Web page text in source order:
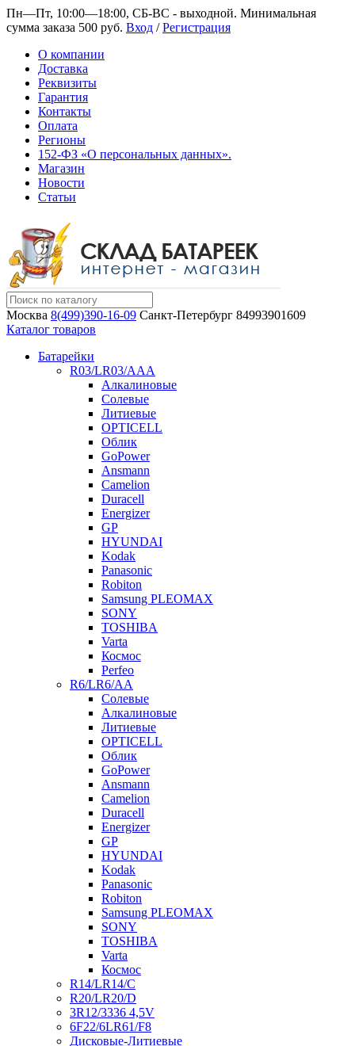
Пн—Пт, 10:00—18:00, СБ-ВС - выходной. Минимальная
сумма заказа 500 руб. Вход /Регистрация
О компании
Доставка
Реквизиты
Гарантия
Контакты
Оплата
Регионы
152-ФЗ «О персональных данных».
Магазин
Новости
Статьи
Москва 8(499)390-16-09 Санкт-Петербург 84993901609
Каталог товаров
Батарейки
R03/LR03/AAA
Алкалиновые
Солевые
Литиевые
OPTICELL
Облик
GoPower
Ansmann
Camelion
Duracell
Energizer
GP
HYUNDAI
Kodak
Panasonic
Robiton
Samsung PLEOMAX
SONY
TOSHIBA
Varta
Космос
Perfeo
R6/LR6/AA
Солевые
Алкалиновые
Литиевые
OPTICELL
Облик
GoPower
Ansmann
Camelion
Duracell
Energizer
GP
HYUNDAI
Kodak
Panasonic
Robiton
Samsung PLEOMAX
SONY
TOSHIBA
Varta
Космос
R14/LR14/C
R20/LR20/D
3R12/3336 4,5V
6F22/6LR61/F8
Дисковые-Литиевые